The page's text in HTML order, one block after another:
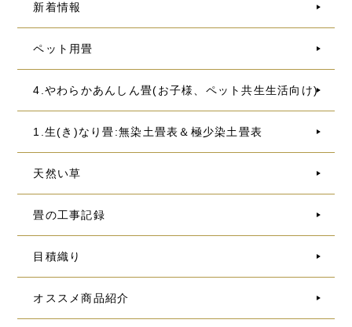
新着情報
ペット用畳
4.やわらかあんしん畳(お子様、ペット共生生活向け)
1.生(き)なり畳:無染土畳表＆極少染土畳表
天然い草
畳の工事記録
目積織り
オススメ商品紹介